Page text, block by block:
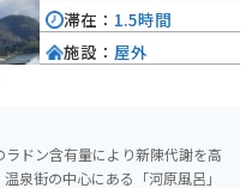
ドン含有量により新陳代謝を高
泉街の中心にある「河原風呂」
滞在： 1.5時間
施設： 屋外